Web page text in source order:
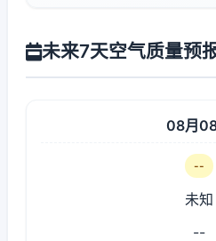
未来7天空气质量预
08月
--
未知
--